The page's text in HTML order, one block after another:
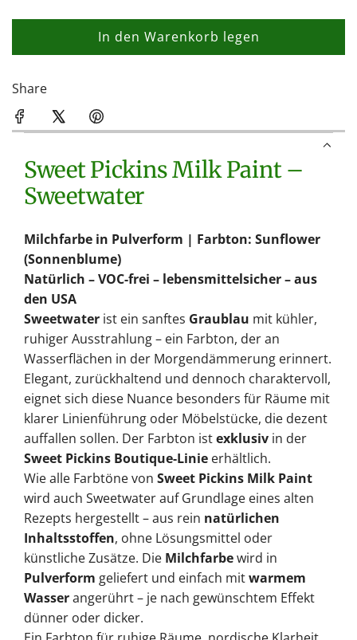
In den Warenkorb legen
L
.
Share
Sweet Pickins Milk Paint –
Sweetwater
Milchfarbe in Pulverform | Farbton: Sunflower
(Sonnenblume)
Natürlich – VOC-frei – lebensmittelsicher – aus
den USA
Sweetwater ist ein sanftes Graublau mit kühler,
ruhiger Ausstrahlung – ein Farbton, der an
Wasserflächen in der Morgendämmerung erinnert.
Elegant, zurückhaltend und dennoch charaktervoll,
eignet sich diese Nuance besonders für Räume mit
klarer Linienführung oder Möbelstücke, die dezent
auffallen sollen. Der Farbton istexklusiv in der
Sweet Pickins Boutique-Linie erhältlich.
Wie alle Farbtöne von Sweet Pickins Milk Paint
wird auch Sweetwater auf Grundlage eines alten
Rezepts hergestellt – aus rein natürlichen
Inhaltsstoffen, ohne Lösungsmittel oder
künstliche Zusätze. Die Milchfarbewird in
Pulverform geliefert und einfach mitwarmem
Wasserangerührt – je nach gewünschtem Effekt
dünner oder dicker.